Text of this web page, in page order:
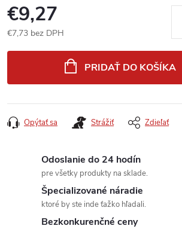
€9,27
€7,73 bez DPH
PRIDAŤ DO KOŠÍKA
Opýtať sa Strážiť Zdieľať
Odoslanie do 24 hodín
pre všetky produkty na sklade.
Špecializované náradie
ktoré by ste inde ťažko hľadali.
Bezkonkurenčné ceny